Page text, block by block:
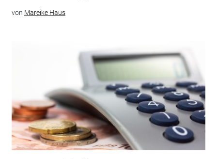
von Mareike Haus